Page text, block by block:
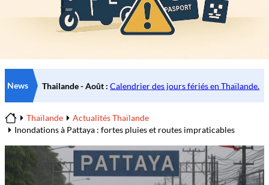
News
Home
Thaïlande
Actualités Thaïlande
Inondations à Pattaya : fortes pluies et routes impraticables